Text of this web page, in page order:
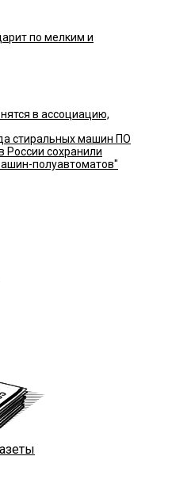
по мелким и
в ассоциацию,
стиральных машин ПО
России сохранили
полуавтоматов"